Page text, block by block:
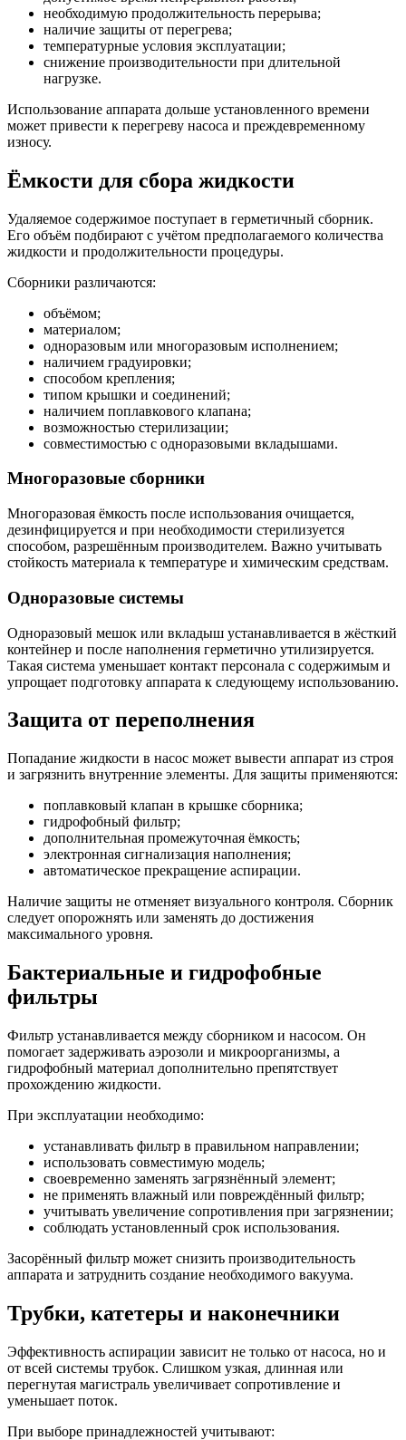
необходимую продолжительность перерыва;
наличие защиты от перегрева;
температурные условия эксплуатации;
снижение производительности при длительной
нагрузке.
Использование аппарата дольше установленного времени
может привести к перегреву насоса и преждевременному
износу.
Ёмкости для сбора жидкости
Удаляемое содержимое поступает в герметичный сборник.
Его объём подбирают с учётом предполагаемого количества
жидкости и продолжительности процедуры.
Сборники различаются:
объёмом;
материалом;
одноразовым или многоразовым исполнением;
наличием градуировки;
способом крепления;
типом крышки и соединений;
наличием поплавкового клапана;
возможностью стерилизации;
совместимостью с одноразовыми вкладышами.
Многоразовые сборники
Многоразовая ёмкость после использования очищается,
дезинфицируется и при необходимости стерилизуется
способом, разрешённым производителем. Важно учитывать
стойкость материала к температуре и химическим средствам.
Одноразовые системы
Одноразовый мешок или вкладыш устанавливается в жёсткий
контейнер и после наполнения герметично утилизируется.
Такая система уменьшает контакт персонала с содержимым и
упрощает подготовку аппарата к следующему использованию.
Защита от переполнения
Попадание жидкости в насос может вывести аппарат из строя
и загрязнить внутренние элементы. Для защиты применяются:
поплавковый клапан в крышке сборника;
гидрофобный фильтр;
дополнительная промежуточная ёмкость;
электронная сигнализация наполнения;
автоматическое прекращение аспирации.
Наличие защиты не отменяет визуального контроля. Сборник
следует опорожнять или заменять до достижения
максимального уровня.
Бактериальные и гидрофобные
фильтры
Фильтр устанавливается между сборником и насосом. Он
помогает задерживать аэрозоли и микроорганизмы, а
гидрофобный материал дополнительно препятствует
прохождению жидкости.
При эксплуатации необходимо:
устанавливать фильтр в правильном направлении;
использовать совместимую модель;
своевременно заменять загрязнённый элемент;
не применять влажный или повреждённый фильтр;
учитывать увеличение сопротивления при загрязнении;
соблюдать установленный срок использования.
Засорённый фильтр может снизить производительность
аппарата и затруднить создание необходимого вакуума.
Трубки, катетеры и наконечники
Эффективность аспирации зависит не только от насоса, но и
от всей системы трубок. Слишком узкая, длинная или
перегнутая магистраль увеличивает сопротивление и
уменьшает поток.
При выборе принадлежностей учитывают: